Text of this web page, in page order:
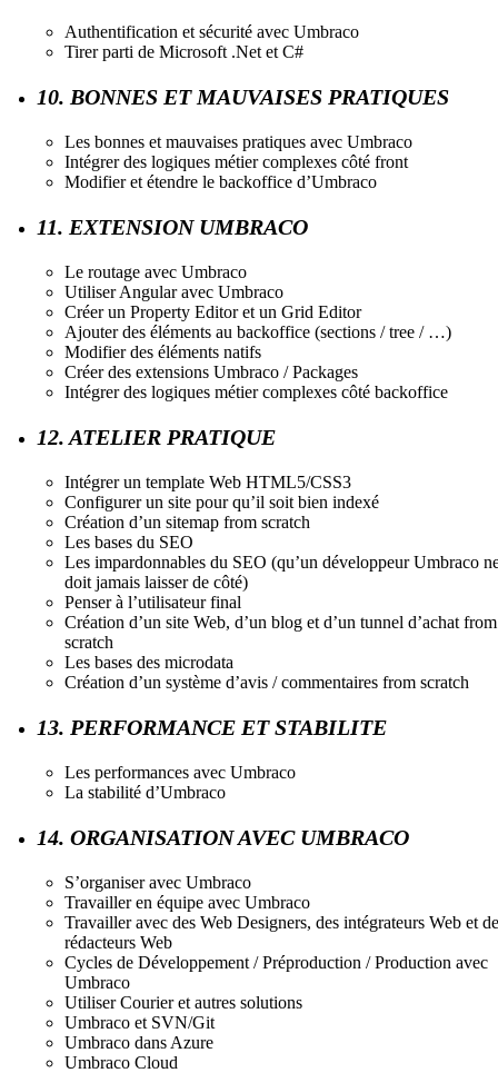
Authentification et sécurité avec Umbraco
Tirer parti de Microsoft .Net et C#
10. BONNES ET MAUVAISES PRATIQUES
Les bonnes et mauvaises pratiques avec Umbraco
Intégrer des logiques métier complexes côté front
Modifier et étendre le backoffice d’Umbraco
11. EXTENSION UMBRACO
Le routage avec Umbraco
Utiliser Angular avec Umbraco
Créer un Property Editor et un Grid Editor
Ajouter des éléments au backoffice (sections / tree / …)
Modifier des éléments natifs
Créer des extensions Umbraco / Packages
Intégrer des logiques métier complexes côté backoffice
12. ATELIER PRATIQUE
Intégrer un template Web HTML5/CSS3
Configurer un site pour qu’il soit bien indexé
Création d’un sitemap from scratch
Les bases du SEO
Les impardonnables du SEO (qu’un développeur Umbraco
doit jamais laisser de côté)
Penser à l’utilisateur final
Création d’un site Web, d’un blog et d’un tunnel d’achat from
scratch
Les bases des microdata
Création d’un système d’avis / commentaires from scratch
13. PERFORMANCE ET STABILITE
Les performances avec Umbraco
La stabilité d’Umbraco
14. ORGANISATION AVEC UMBRACO
S’organiser avec Umbraco
Travailler en équipe avec Umbraco
Travailler avec des Web Designers, des intégrateurs Web et
rédacteurs Web
Cycles de Développement / Préproduction / Production avec
Umbraco
Utiliser Courier et autres solutions
Umbraco et SVN/Git
Umbraco dans Azure
Umbraco Cloud